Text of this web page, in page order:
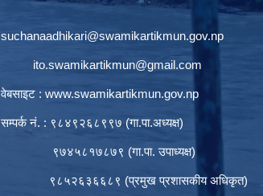
suchanaadhikari@swamikartikmun.gov.np
ito.swamikartikmun@gmail.com
वेबसाइट : www.swamikartikmun.gov.np
सम्पर्क नं. : ९८४९२६८९९७ (गा.पा.अध्यक्ष)
९७४५८१७८७९ (गा.पा. उपाध्यक्ष)
९८५२६३६६८९ (प्रमुख प्रशासकीय अधिकृत)